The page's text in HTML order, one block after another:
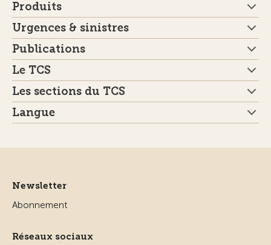
Produits
Urgences & sinistres
Publications
Le TCS
Les sections du TCS
Langue
Newsletter
Abonnement
Réseaux sociaux